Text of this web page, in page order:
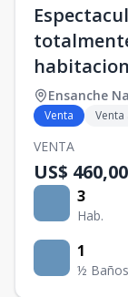
Ensanche
Venta
VENTA
US$
3
Hab.
1
½ Baños